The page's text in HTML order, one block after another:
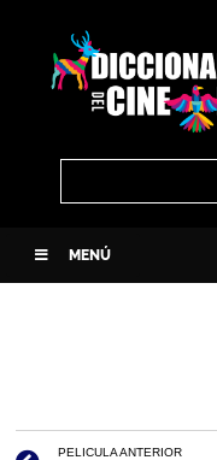
MENÚ
PELICULA ANTERIOR